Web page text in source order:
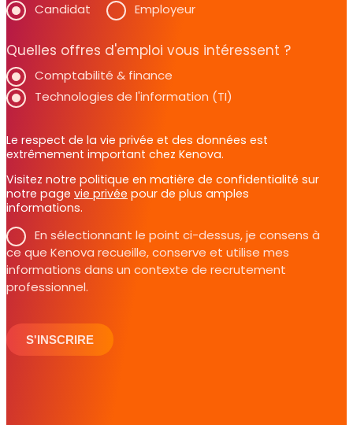
Candidat Employeur
Quelles offres d'emploi vous intéressent ?
Comptabilité & finance
Technologies de l'information (TI)
Le respect de la vie privée et des données est
extrêmement important chez Kenova.
Visitez notre politique en matière de confidentialité sur
notre page vie privée pour de plus amples
informations.
En sélectionnant le point ci-dessus, je consens à
ce que Kenova recueille, conserve et utilise mes
informations dans un contexte de recrutement
professionnel.
S'INSCRIRE